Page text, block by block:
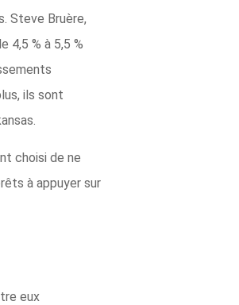
Steve Bruère,
4,5 % à 5,5 %
ils sont
choisi de ne
à appuyer sur
eux